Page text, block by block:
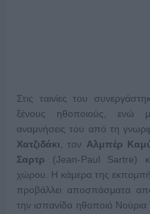
Στις ταινίες του
ξένους ηθοποιούς, ενώ
αναμνήσεις του από τη
Χατζιδάκι , τον Αλμπέρ
Σαρτρ (Jean-Paul Sartre)
χώρου. Η κάμερα της
προβάλλει αποσπάσματα
την ισπανίδα ηθοποιό Νούρια